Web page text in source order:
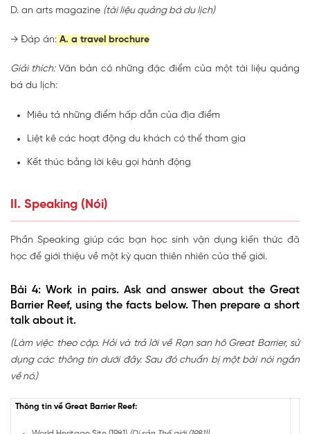
D. an arts magazine (tài liệu quảng bá du lịch)
→ Đáp án: A. a travel brochure
Giải thích:Văn bản có những đặc điểm của một tài liệu quảng
bá du lịch:
Miêu tả những điểm hấp dẫn của địa điểm
Liệt kê các hoạt động du khách có thể tham gia
Kết thúc bằng lời kêu gọi hành động
II. Speaking (Nói)
Phần Speaking giúp các bạn học sinh vận dụng kiến thức đã
học để giới thiệu về một kỳ quan thiên nhiên của thế giới.
Bài 4: Work in pairs. Ask and answer about the Great
Barrier Reef, using the facts below. Then prepare a short
talk about it.
(Làm việc theo cặp. Hỏi và trả lời về Rạn san hô Great Barrier, sử
dụng các thông tin dưới đây. Sau đó chuẩn bị một bài nói ngắn
về nó.)
Thông tin về Great Barrier Reef: